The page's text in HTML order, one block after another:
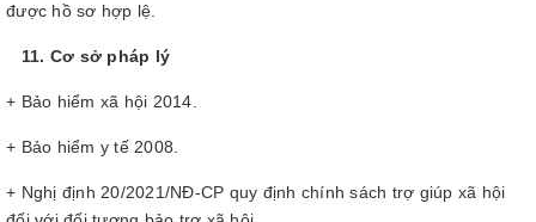
được hồ sơ hợp lệ.
11. Cơ sở pháp lý
+ Bảo hiểm xã hội 2014.
+ Bảo hiểm y tế 2008.
+ Nghị định 20/2021/NĐ-CP quy định chính sách trợ giúp xã hội